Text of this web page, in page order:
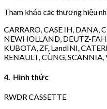
Tham khảo các thương hiệu
CARRARO, CASE IH, DANA,
NEWHOLLAND, DEUTZ-
KUBOTA, ZF, LandINI,
RENAULT, CÙNG, SCANNIA,
4. Hình thức
RWDR CASSETTE